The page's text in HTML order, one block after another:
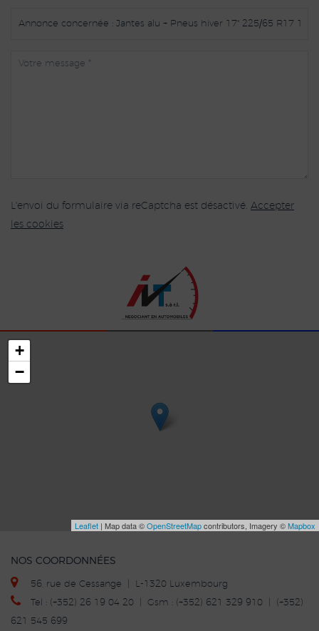
L'envoi du formulaire via reCaptcha est désactivé. Accepter
les cookies
+
−
Leaflet | Map data ©OpenStreetMapcontributors, Imagery ©Mapbox
NOS COORDONNÉES
56, rue de Cessange | L-1320 Luxembourg
Tel : (+352) 26 19 04 20 | Gsm : (+352) 621 329 910 | (+352)
621 545 699